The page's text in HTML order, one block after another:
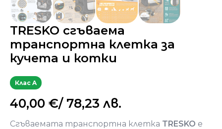
TRESKO сгъваема
транспортна клетка за
кучета и котки
Клас A
40,00 €/ 78,23 лв.
Сгъваемата транспортна клетка TRESKO е